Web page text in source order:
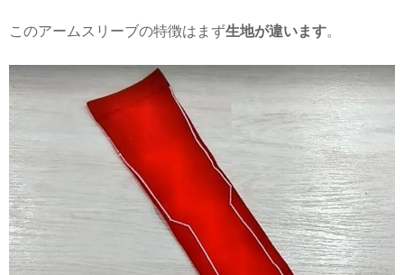
このアームスリーブの特徴はまず生地が違います。